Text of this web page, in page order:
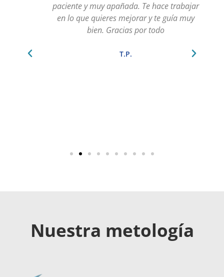
paciente y muy apañada. Te hace trabajar
en lo que quieres mejorar y te guía muy
bien. Gracias por todo
Nuestra metología